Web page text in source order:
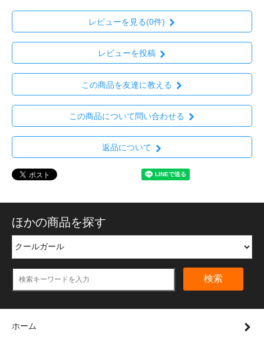
レビューを見る(0件)
レビューを投稿
この商品を友達に教える
この商品について問い合わせる
返品について
ほかの商品を探す
検索
ホーム